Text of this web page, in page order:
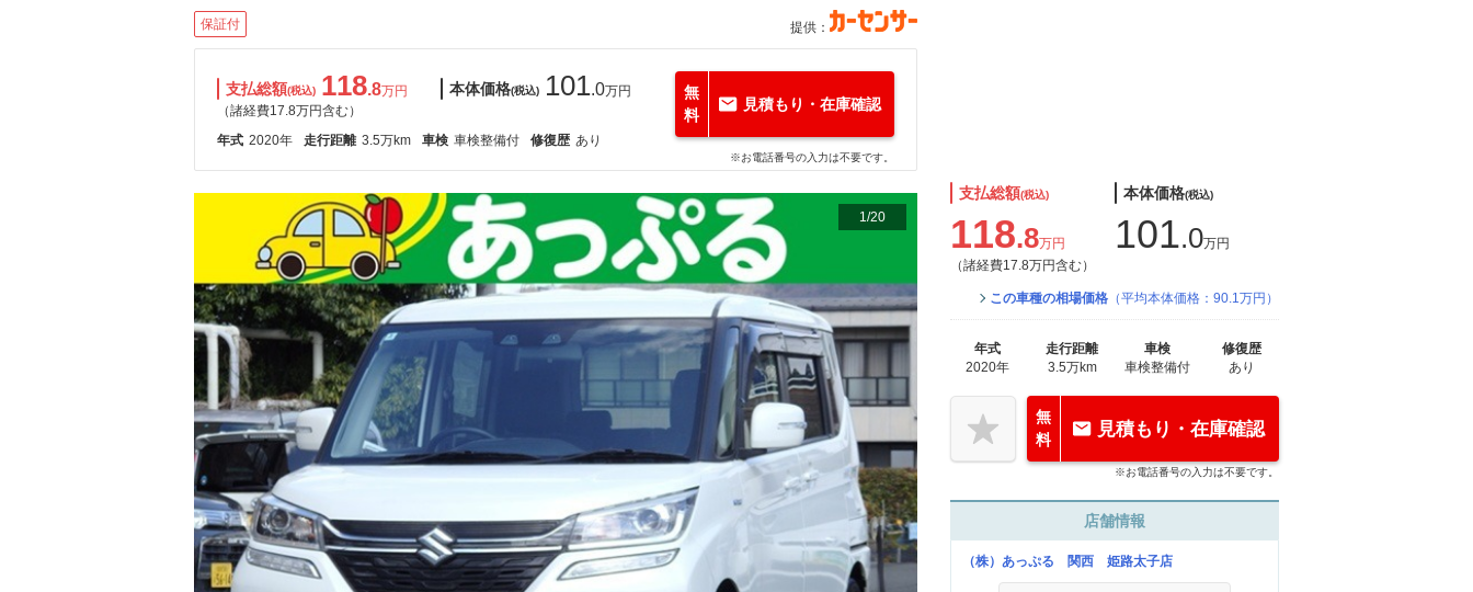
保証付 提供：
支払総額(税込) 118.8万円
（諸経費17.8万円含む）
本体価格(税込) 101.0万円
年式 2020年 走行距離 3.5万km 車検 車検整備付 修復歴 あり
無
料
見積もり・在庫確認
※お電話番号の入力は不要です。
1/20
支払総額(税込)
118.8万円
（諸経費17.8万円含む）
本体価格(税込)
101.0万円
この車種の相場価格 （平均本体価格：90.1万円）
年式
2020年
走行距離
3.5万km
車検
車検整備付
修復歴
あり
無
料
見積もり・在庫確認
※お電話番号の入力は不要です。
店舗情報
（株）あっぷる 関西 姫路太子店